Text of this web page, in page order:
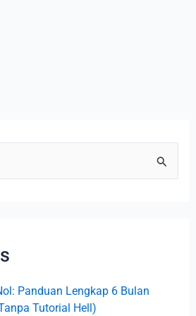
Panduan Lengkap 6 Bulan
Tutorial Hell)